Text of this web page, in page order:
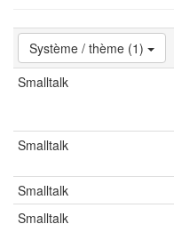
Système / thème (1)
Smalltalk
Smalltalk
Smalltalk
Smalltalk